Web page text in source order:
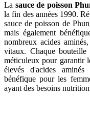
La sauce de poisson
la fin des années 1990.
sauce de poisson de
mais également
nombreux acides
vitaux. Chaque
méticuleux pour garantir
élevés d'acides
bénéfique pour les
ayant des besoins